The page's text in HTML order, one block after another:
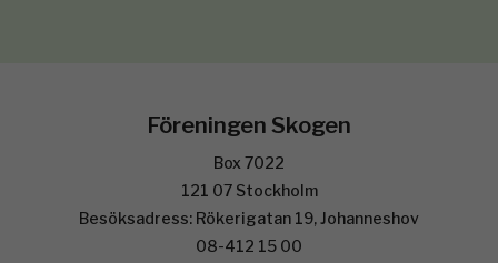
Föreningen Skogen
Box 7022
121 07 Stockholm
Besöksadress: Rökerigatan 19, Johanneshov
08-412 15 00